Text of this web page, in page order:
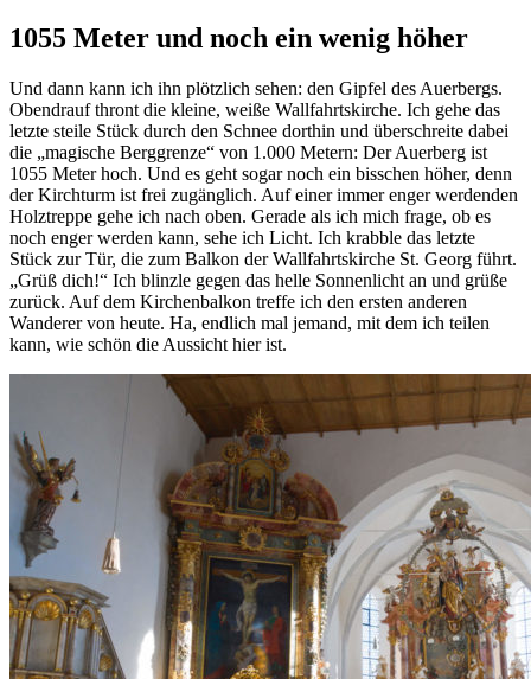
1055 Meter und noch ein wenig höher
Und dann kann ich ihn plötzlich sehen: den Gipfel des Auerbergs.
Obendrauf thront die kleine, weiße Wallfahrtskirche. Ich gehe das
letzte steile Stück durch den Schnee dorthin und überschreite dabei
die „magische Berggrenze“ von 1.000 Metern: Der Auerberg ist
1055 Meter hoch. Und es geht sogar noch ein bisschen höher, denn
der Kirchturm ist frei zugänglich. Auf einer immer enger werdenden
Holztreppe gehe ich nach oben. Gerade als ich mich frage, ob es
noch enger werden kann, sehe ich Licht. Ich krabble das letzte
Stück zur Tür, die zum Balkon der Wallfahrtskirche St. Georg führt.
„Grüß dich!“ Ich blinzle gegen das helle Sonnenlicht an und grüße
zurück. Auf dem Kirchenbalkon treffe ich den ersten anderen
Wanderer von heute. Ha, endlich mal jemand, mit dem ich teilen
kann, wie schön die Aussicht hier ist.